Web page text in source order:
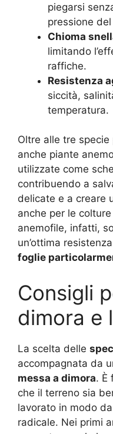
piegarsi
pressione
Chioma
limitando
raffiche.
Resistenza
siccità,
temperatura.
Oltre alle tre
anche piante
utilizzate come
contribuendo a
delicate e a creare
anche per le
anemofile, infatti,
un’ottima
foglie
Consigli
dimora e
La scelta delle
accompagnata da
messa a dimora. È
che il terreno sia
lavorato in modo
radicale. Nei primi